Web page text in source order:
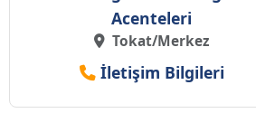
Acenteleri
Tokat/Merkez
İletişim Bilgileri